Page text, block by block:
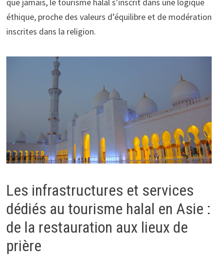
éthique, proche des valeurs d’équilibre et de modération
inscrites dans la religion.
Les infrastructures et services
dédiés au tourisme halal en Asie :
de la restauration aux lieux de
prière